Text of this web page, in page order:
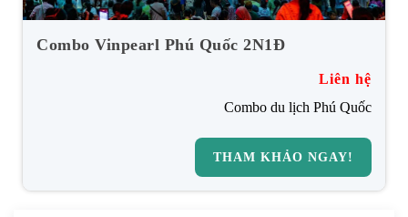
Combo Vinpearl Phú Quốc 2N1Đ
Liên hệ
Combo du lịch Phú Quốc
THAM KHẢO NGAY!